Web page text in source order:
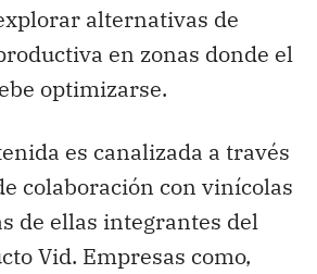
alternativas de
en zonas donde el
optimizarse.
es canalizada a través
colaboración con vinícolas
de ellas integrantes del
Vid. Empresas como,